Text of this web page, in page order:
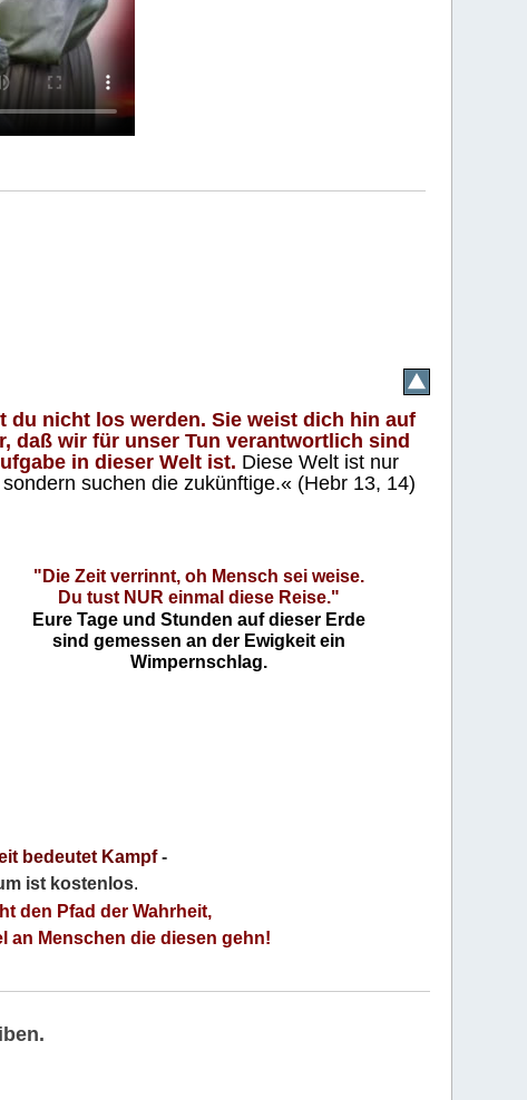
du nicht los werden. Sie weist dich hin auf
daß wir für unser Tun verantwortlich sind
in dieser Welt ist. Diese Welt ist nur
suchen die zukünftige.« (Hebr 13, 14)
"Die Zeit verrinnt, oh Mensch sei weise.
Du tust NUR einmal diese Reise."
Eure Tage und Stunden auf dieser Erde
sind gemessen an der Ewigkeit ein
Wimpernschlag.
bedeutet Kampf-
ist kostenlos.
den Pfad der Wahrheit,
an Menschen die diesen gehn!